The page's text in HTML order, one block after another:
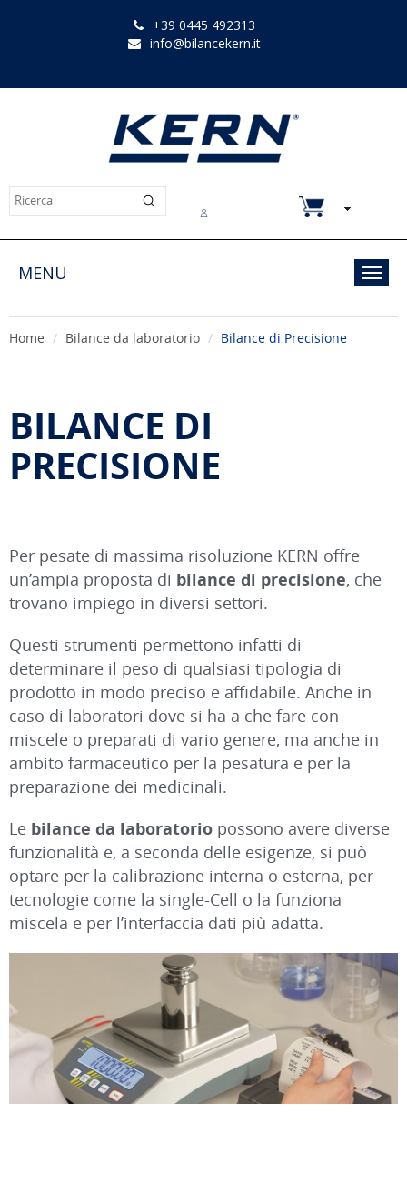
+39 0445 492313
info@bilancekern.it
MENU
Home Bilance da laboratorio Bilance di Precisione
BILANCE DI
PRECISIONE
Per pesate di massima risoluzione KERN offre
un’ampia proposta di bilance di precisione, che
trovano impiego in diversi settori.
Questi strumenti permettono infatti di
determinare il peso di qualsiasi tipologia di
prodotto in modo preciso e affidabile. Anche in
caso di laboratori dove si ha a che fare con
miscele o preparati di vario genere, ma anche in
ambito farmaceutico per la pesatura e per la
preparazione dei medicinali.
Le bilance da laboratorio possono avere diverse
funzionalità e, a seconda delle esigenze, si può
optare per la calibrazione interna o esterna, per
tecnologie come la single-Cell o la funziona
miscela e per l’interfaccia dati più adatta.